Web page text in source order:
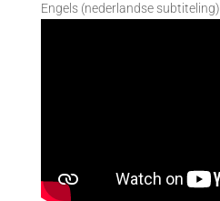
Engels (nederlandse subtiteling)